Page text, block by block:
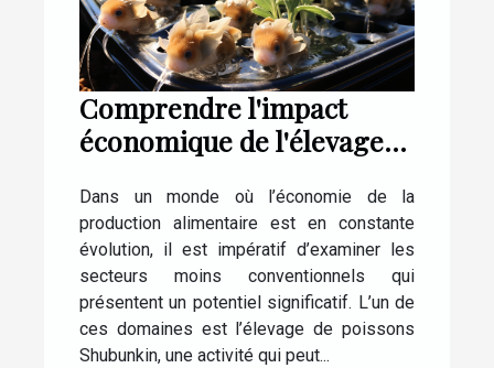
Comprendre l'impact
économique de l'élevage
Dans un monde où l’économie de la
production alimentaire est en constante
évolution, il est impératif d’examiner les
secteurs moins conventionnels qui
présentent un potentiel significatif. L’un de
ces domaines est l’élevage de poissons
Shubunkin, une activité qui peut...